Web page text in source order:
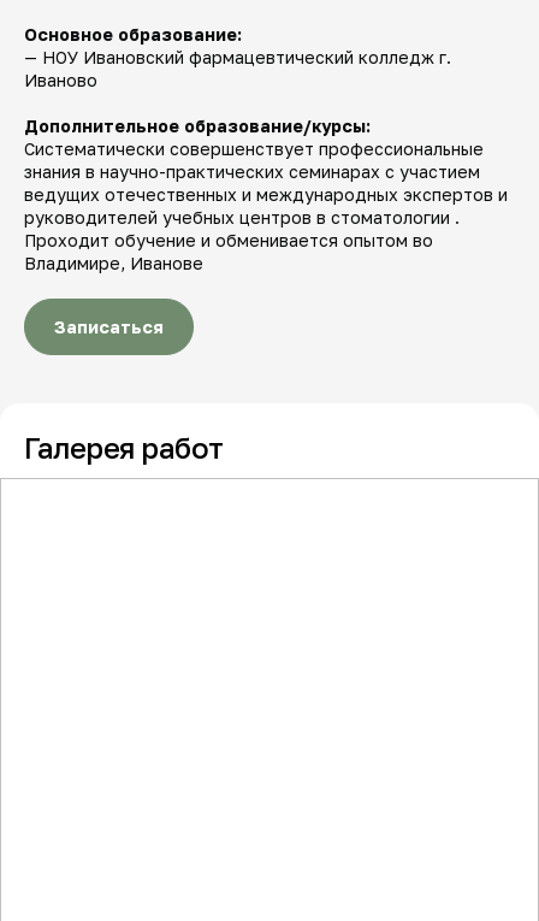
Основное образование:
— НОУ Ивановский фармацевтический колледж г.
Иваново
Дополнительное образование/курсы:
Систематически совершенствует профессиональные
знания в научно-практических семинарах с участием
ведущих отечественных и международных экспертов и
руководителей учебных центров в стоматологии .
Проходит обучение и обменивается опытом во
Владимире, Иванове
Записаться
Галерея работ